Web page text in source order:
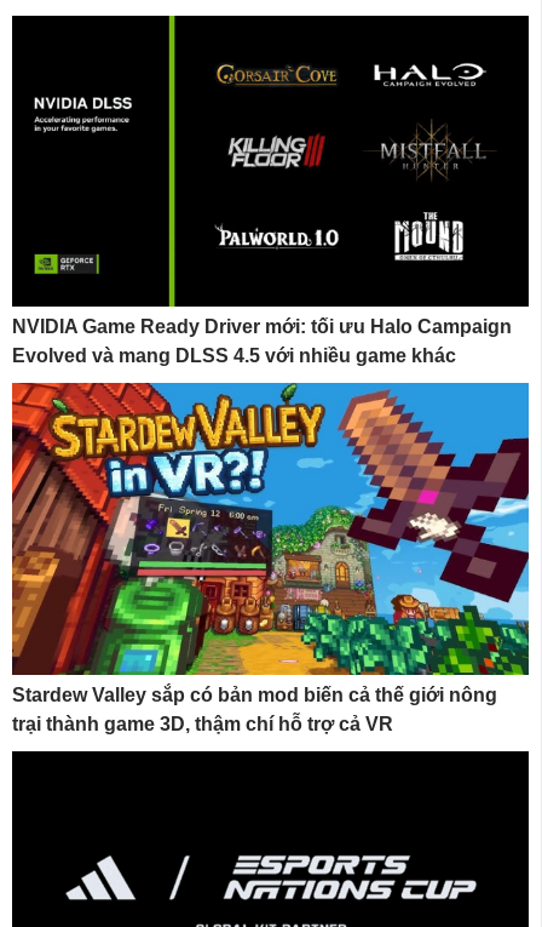
NVIDIA Game Ready Driver mới: tối ưu Halo Campaign
Evolved và mang DLSS 4.5 với nhiều game khác
Stardew Valley sắp có bản mod biến cả thế giới nông
trại thành game 3D, thậm chí hỗ trợ cả VR